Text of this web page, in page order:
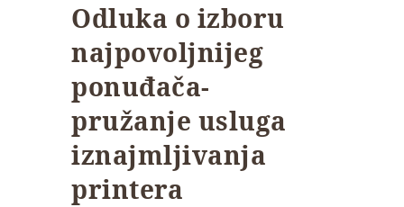
Odluka o izboru
najpovoljnijeg
ponuđača-
pružanje usluga
iznajmljivanja
printera